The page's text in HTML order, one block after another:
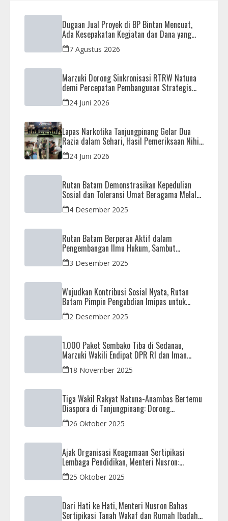
Dugaan Jual Proyek di BP Bintan Mencuat,
Ada Kesepakatan Kegiatan dan Dana yang
Dikembalikan
7 Agustus 2026
Marzuki Dorong Sinkronisasi RTRW Natuna
demi Percepatan Pembangunan Strategis
Daerah24 Juni 2026
Lapas Narkotika Tanjungpinang Gelar Dua
Razia dalam Sehari, Hasil Pemeriksaan Nihil
Barang Terlarang
24 Juni 2026
Rutan Batam Demonstrasikan Kepedulian
Sosial dan Toleransi Umat Beragama Melalui
Doa Bersama Korban Bencana
4 Desember 2025
Rutan Batam Berperan Aktif dalam
Pengembangan Ilmu Hukum, Sambut
Kunjungan Observasi Mahasiswa UIB
3 Desember 2025
Wujudkan Kontribusi Sosial Nyata, Rutan
Batam Pimpin Pengabdian Imipas untuk
Negeri di Masjid Syahrom Ba’dawi
2 Desember 2025
1.000 Paket Sembako Tiba di Sedanau,
Marzuki Wakili Endipat DPR RI dan Iman
Sutiawan Kawal Reses di Natuna
18 November 2025
Tiga Wakil Rakyat Natuna-Anambas Bertemu
Diaspora di Tanjungpinang: Dorong
Pemekaran Provinsi dan Jamin Pemerataan
Pembangunan
26 Oktober 2025
Ajak Organisasi Keagamaan Sertipikasi
Lembaga Pendidikan, Menteri Nusron:
Sebagai Early Warning System
25 Oktober 2025
Dari Hati ke Hati, Menteri Nusron Bahas
Sertipikasi Tanah Wakaf dan Rumah Ibadah